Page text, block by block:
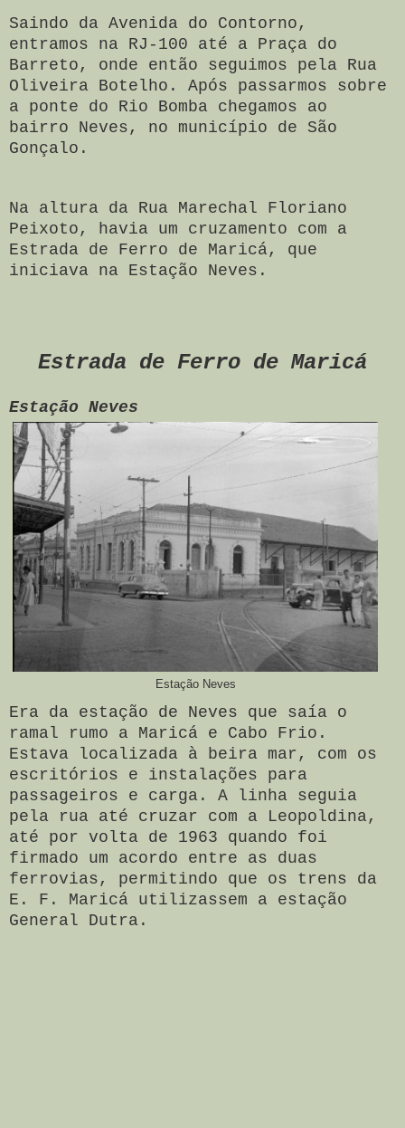
Saindo da Avenida do Contorno,
entramos na RJ-100 até a Praça do
Barreto, onde então seguimos pela Rua
Oliveira Botelho. Após passarmos sobre
a ponte do Rio Bomba chegamos ao
bairro Neves, no município de São
Gonçalo.
Na altura da Rua Marechal Floriano
Peixoto, havia um cruzamento com a
Estrada de Ferro de Maricá, que
iniciava na Estação Neves.
Estrada de Ferro de Maricá
Estação Neves
Estação Neves
Era da estação de Neves que saía o
ramal rumo a Maricá e Cabo Frio.
Estava localizada à beira mar, com os
escritórios e instalações para
passageiros e carga. A linha seguia
pela rua até cruzar com a Leopoldina,
até por volta de 1963 quando foi
firmado um acordo entre as duas
ferrovias, permitindo que os trens da
E. F. Maricá utilizassem a estação
General Dutra.